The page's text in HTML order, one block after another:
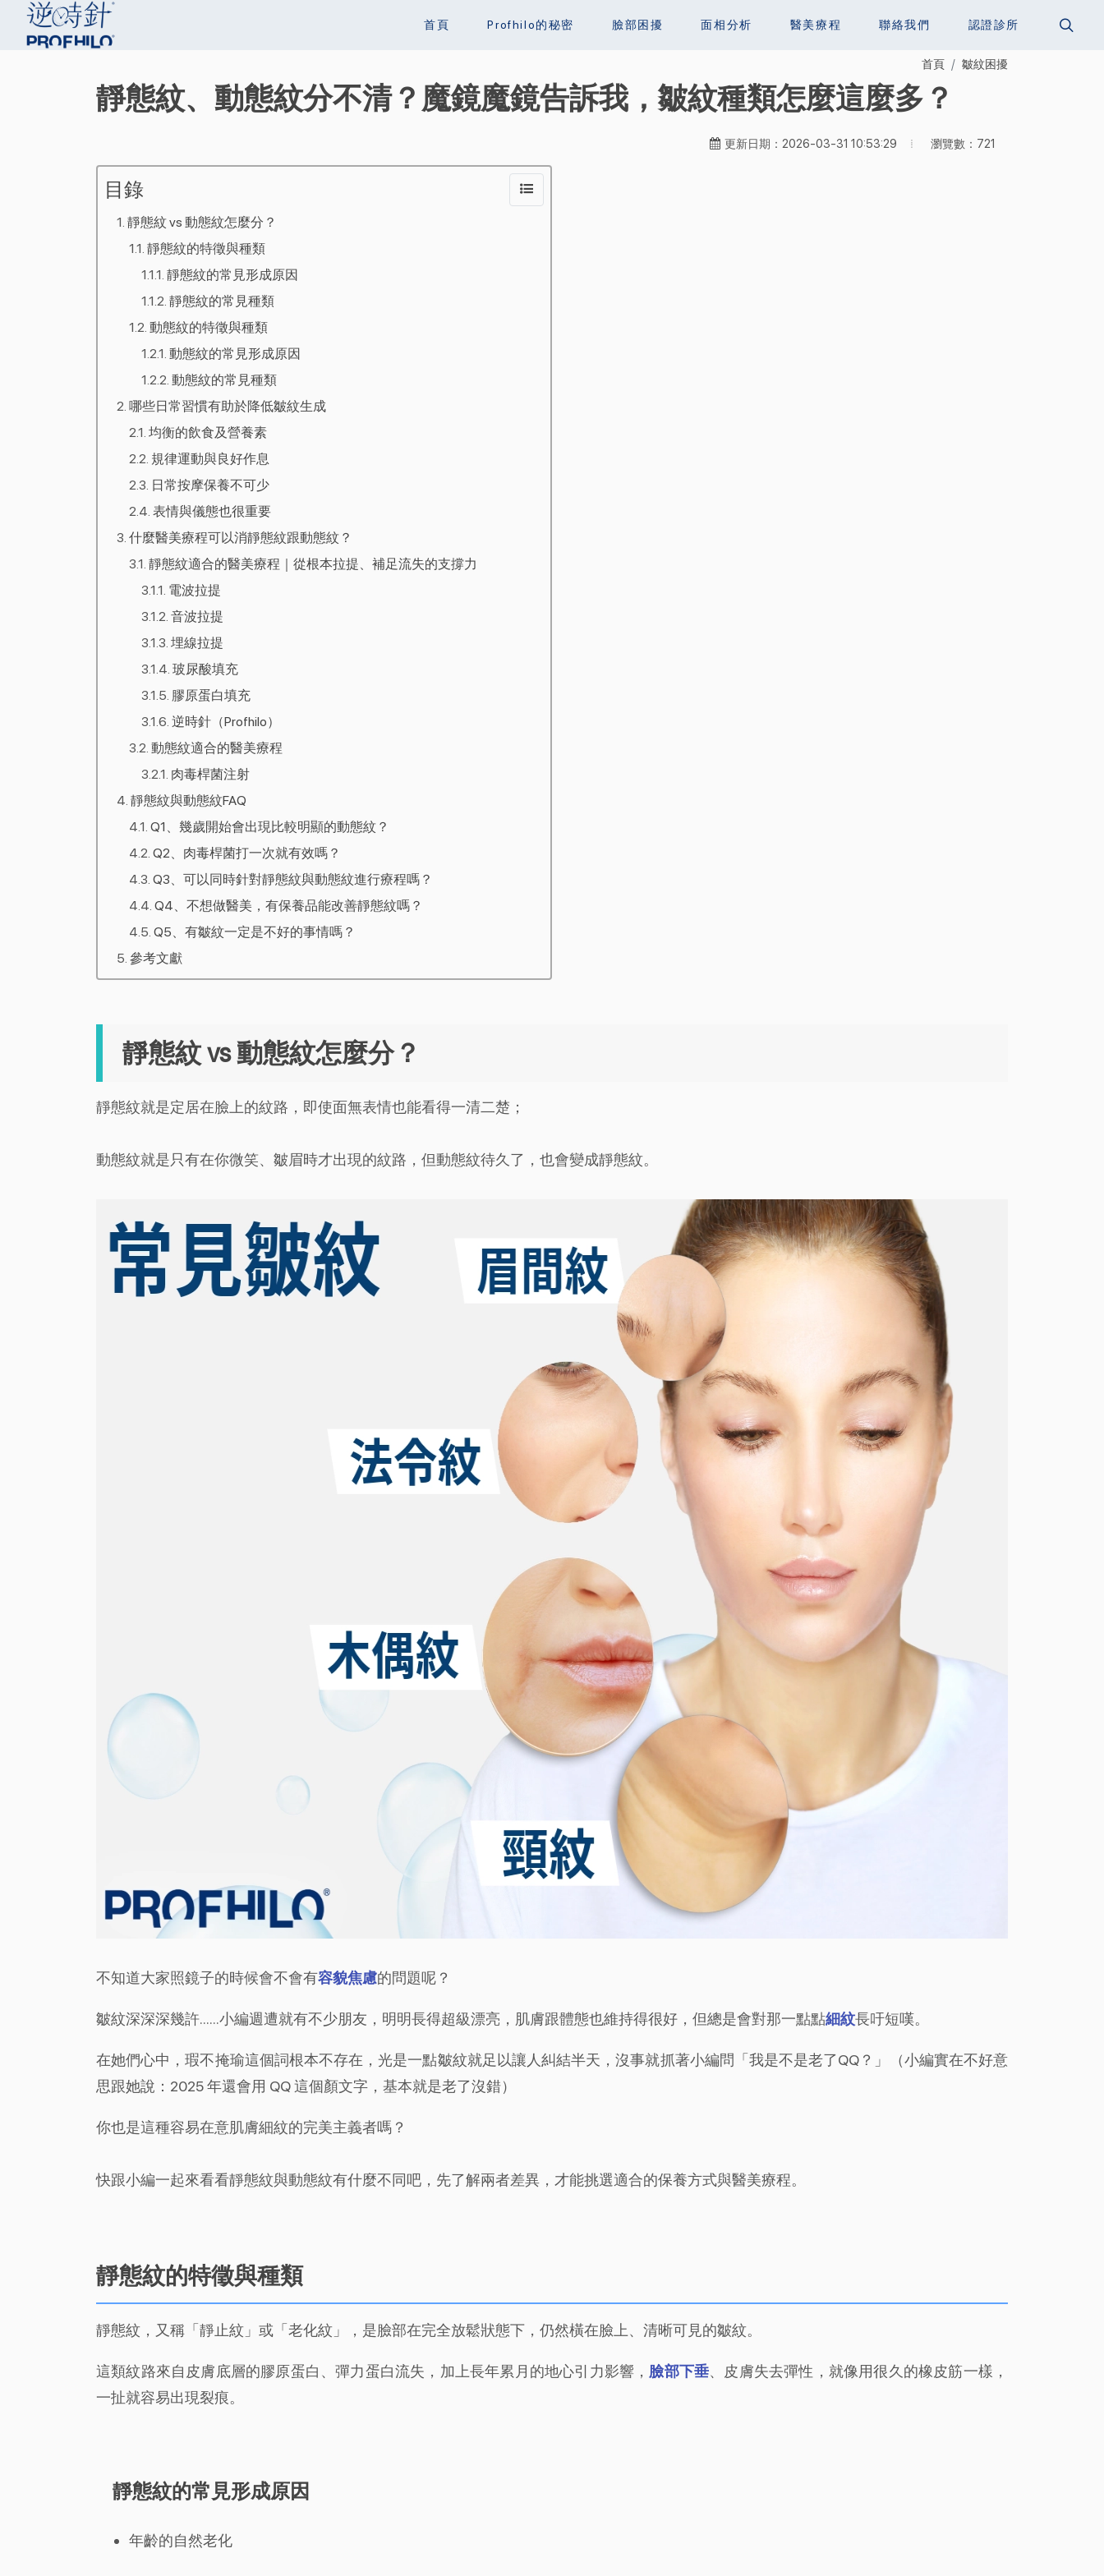
首頁 Profhilo的秘密 臉部困擾 面相分析 醫美療程 聯絡我們 認證診所
首頁 皺紋困擾
靜態紋、動態紋分不清？魔鏡魔鏡告訴我，皺紋種類怎麼這麼多？
更新日期：2026-03-31 10:53:29 瀏覽數：721
目錄
靜態紋 vs 動態紋怎麼分？
靜態紋的特徵與種類
靜態紋的常見形成原因
靜態紋的常見種類
動態紋的特徵與種類
動態紋的常見形成原因
動態紋的常見種類
哪些日常習慣有助於降低皺紋生成
均衡的飲食及營養素
規律運動與良好作息
日常按摩保養不可少
表情與儀態也很重要
什麼醫美療程可以消靜態紋跟動態紋？
靜態紋適合的醫美療程｜從根本拉提、補足流失的支撐力
電波拉提
音波拉提
埋線拉提
玻尿酸填充
膠原蛋白填充
逆時針（Profhilo）
動態紋適合的醫美療程
肉毒桿菌注射
靜態紋與動態紋FAQ
Q1、幾歲開始會出現比較明顯的動態紋？
Q2、肉毒桿菌打一次就有效嗎？
Q3、可以同時針對靜態紋與動態紋進行療程嗎？
Q4、不想做醫美，有保養品能改善靜態紋嗎？
Q5、有皺紋一定是不好的事情嗎？
參考文獻
靜態紋 vs 動態紋怎麼分？
靜態紋就是定居在臉上的紋路，即使面無表情也能看得一清二楚；
動態紋就是只有在你微笑、皺眉時才出現的紋路，但動態紋待久了，也會變成靜態紋。
不知道大家照鏡子的時候會不會有容貌焦慮的問題呢？
皺紋深深深幾許……小編週遭就有不少朋友，明明長得超級漂亮，肌膚跟體態也維持得很好，但總是會對那一點點細紋長吁短嘆。
在她們心中，瑕不掩瑜這個詞根本不存在，光是一點皺紋就足以讓人糾結半天，沒事就抓著小編問「我是不是老了QQ？」（小編實在不好意
思跟她說：2025 年還會用 QQ 這個顏文字，基本就是老了沒錯）
你也是這種容易在意肌膚細紋的完美主義者嗎？
快跟小編一起來看看靜態紋與動態紋有什麼不同吧，先了解兩者差異，才能挑選適合的保養方式與醫美療程。
靜態紋的特徵與種類
靜態紋，又稱「靜止紋」或「老化紋」，是臉部在完全放鬆狀態下，仍然橫在臉上、清晰可見的皺紋。
這類紋路來自皮膚底層的膠原蛋白、彈力蛋白流失，加上長年累月的地心引力影響， 臉部下垂、皮膚失去彈性，就像用很久的橡皮筋一樣，
一扯就容易出現裂痕。
靜態紋的常見形成原因
年齡的自然老化